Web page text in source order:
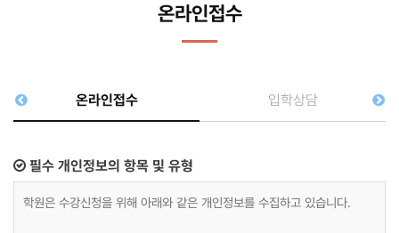
온라인접수
온라인접수 입학상담
필수 개인정보의 항목 및 유형
학원은 수강신청을 위해 아래와 같은 개인정보를 수집하고 있습니다.